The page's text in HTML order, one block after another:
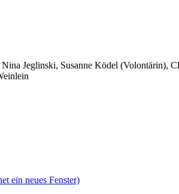
Jeglinski, Susanne Ködel (Volontärin),
ein neues Fenster)